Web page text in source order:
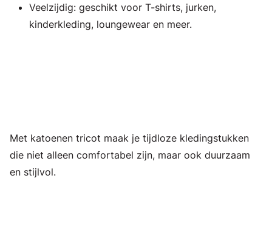
Veelzijdig: geschikt voor T-shirts, jurken,
kinderkleding, loungewear en meer.
Met katoenen tricot maak je tijdloze kledingstukken
die niet alleen comfortabel zijn, maar ook duurzaam
en stijlvol.